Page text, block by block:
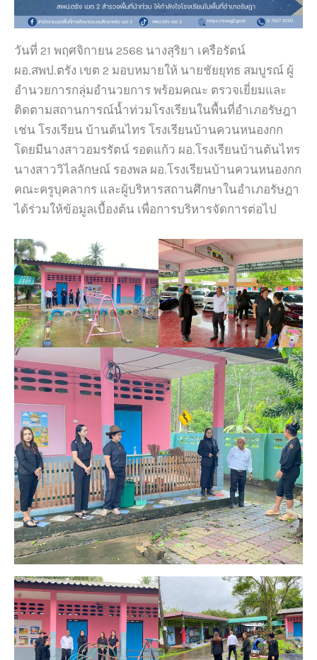
วันที่ 21 พฤศจิกายน 2568 นางสุริยา เครือรัตน์
ผอ.สพป.ตรัง เขต 2 มอบหมายให้ นายชัยยุทธ สมบูรณ์ ผู้
อำนวยการกลุ่มอำนวยการ พร้อมคณะ ตรวจเยี่ยมและ
ติดตามสถานการณ์น้ำท่วมโรงเรียนในพื้นที่อำเภอรัษฎา
เช่น โรงเรียน บ้านต้นไทร โรงเรียนบ้านควนหนองกก
โดยมีนางสาวอมรรัตน์ รอดแก้ว ผอ.โรงเรียนบ้านต้นไทร
นางสาววิไลลักษณ์ รองพล ผอ.โรงเรียนบ้านควนหนองกก
คณะครูบุคลากร และผู้บริหารสถานศึกษาในอำเภอรัษฎา
ได้ร่วมให้ข้อมูลเบื้องต้น เพื่อการบริหารจัดการต่อไป